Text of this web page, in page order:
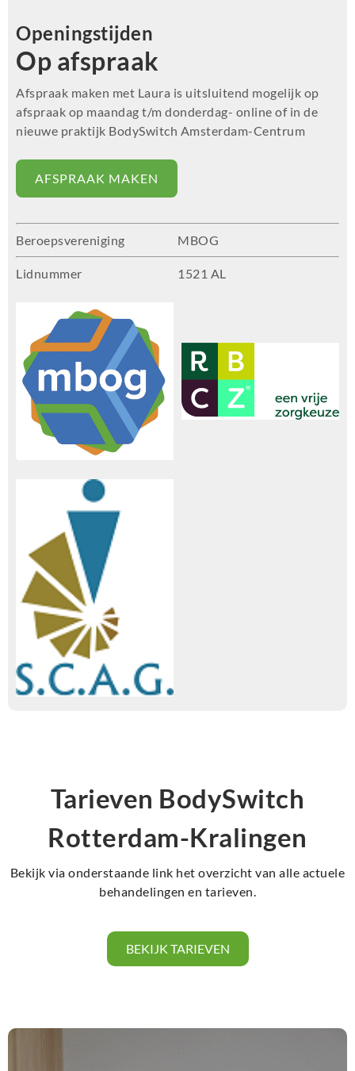
Openingstijden
Op afspraak
Afspraak maken met Laura is uitsluitend mogelijk op
afspraak op maandag t/m donderdag- online of in de
nieuwe praktijk BodySwitch Amsterdam-Centrum
AFSPRAAK MAKEN
Beroepsvereniging MBOG
Lidnummer 1521 AL
Tarieven BodySwitch
Rotterdam-Kralingen
Bekijk via onderstaande link het overzicht van alle actuele
behandelingen en tarieven.
BEKIJK TARIEVEN